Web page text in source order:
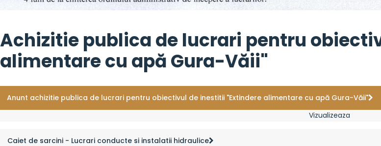
Achizitie publica de lucrari pentru
alimentare cu apă Gura-Văii"
Anunt achizitie publica de lucrari pentru obiectivul de inestitii "Extindere alimentare cu apă Gura-Văii"
Vizualizeaza
Caiet de sarcini - Lucrari conducte si instalatii hidraulice